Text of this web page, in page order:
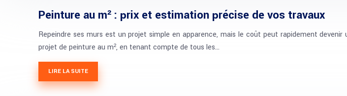
Peinture au m² : prix et estimation précise de vos travaux
Repeindre ses murs est un projet simple en apparence, mais le coût peut rapidement
projet de peinture au m², en tenant compte de tous les…
LIRE LA SUITE